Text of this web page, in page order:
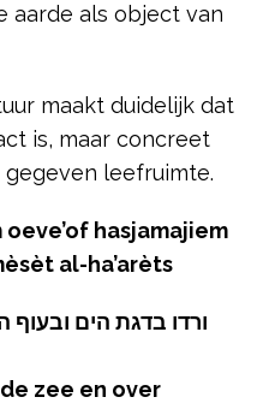
aarde als object van
maakt duidelijk dat
is, maar concreet
leefruimte.
hasjamajiem
al-ha’arèts
zee en over